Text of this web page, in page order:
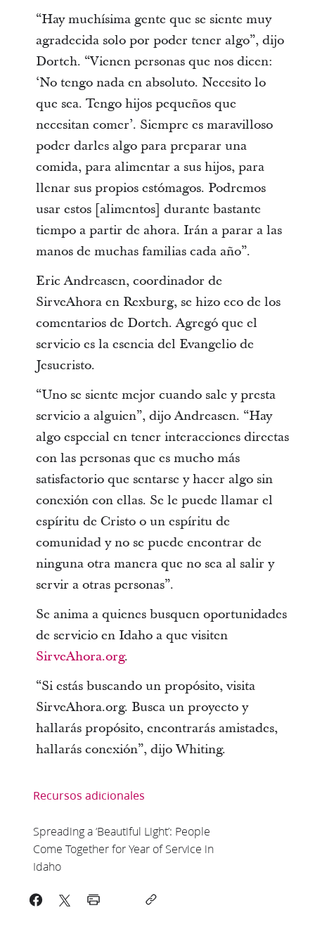
“Hay muchísima gente que se siente muy
agradecida solo por poder tener algo”, dijo
Dortch. “Vienen personas que nos dicen:
‘No tengo nada en absoluto. Necesito lo
que sea. Tengo hijos pequeños que
necesitan comer’. Siempre es maravilloso
poder darles algo para preparar una
comida, para alimentar a sus hijos, para
llenar sus propios estómagos. Podremos
usar estos [alimentos] durante bastante
tiempo a partir de ahora. Irán a parar a las
manos de muchas familias cada año”.
Eric Andreasen, coordinador de
SirveAhora en Rexburg, se hizo eco de los
comentarios de Dortch. Agregó que el
servicio es la esencia del Evangelio de
Jesucristo.
“Uno se siente mejor cuando sale y presta
servicio a alguien”, dijo Andreasen. “Hay
algo especial en tener interacciones directas
con las personas que es mucho más
satisfactorio que sentarse y hacer algo sin
conexión con ellas. Se le puede llamar el
espíritu de Cristo o un espíritu de
comunidad y no se puede encontrar de
ninguna otra manera que no sea al salir y
servir a otras personas”.
Se anima a quienes busquen oportunidades
de servicio en Idaho a que visiten
SirveAhora.org.
“Si estás buscando un propósito, visita
SirveAhora.org. Busca un proyecto y
hallarás propósito, encontrarás amistades,
hallarás conexión”, dijo Whiting.
Recursos adicionales
Spreading a ‘Beautiful Light’: People
Come Together for Year of Service in
Idaho